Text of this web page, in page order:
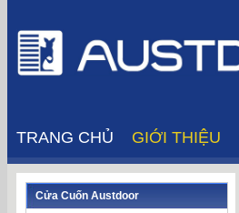
TRANG CHỦ GIỚI THIỆU
Cửa Cuốn Austdoor